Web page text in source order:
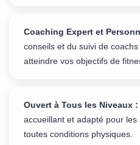
Coaching Expert et
conseils et du suivi de
atteindre vos objectifs de
Ouvert à Tous les Niveaux :
accueillant et adapté pour
toutes conditions physiques.